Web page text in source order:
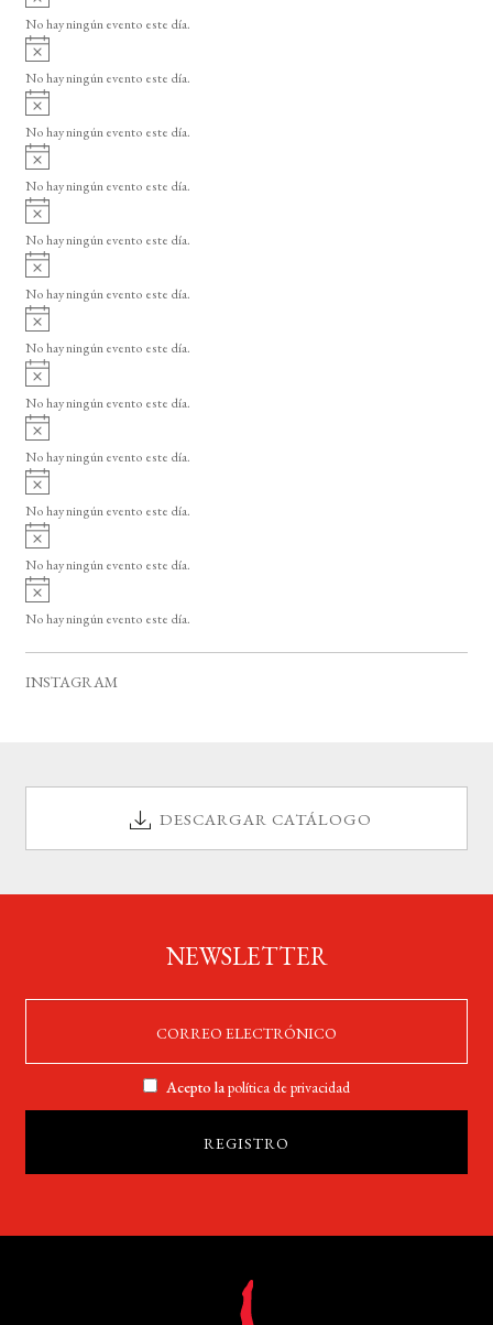
o
v
i
o
No hay ningún evento este día.
A
v
i
o
No hay ningún evento este día.
A
v
i
o
No hay ningún evento este día.
A
v
i
o
No hay ningún evento este día.
A
v
i
o
No hay ningún evento este día.
A
v
i
o
No hay ningún evento este día.
A
v
i
o
No hay ningún evento este día.
A
v
i
o
No hay ningún evento este día.
A
v
i
o
No hay ningún evento este día.
A
v
i
o
No hay ningún evento este día.
A
v
i
o
No hay ningún evento este día.
A
v
i
No hay ningún evento este día.
INSTAGRAM
DESCARGAR CATÁLOGO
NEWSLETTER
Acepto lapolítica de privacidad